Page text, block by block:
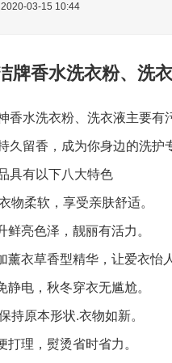
2020-03-15 10:44
牌香水洗衣粉、洗
香水洗衣粉、洗衣液主要
久留香，成为你身边的洗护
具有以下八大特色
物柔软，享受亲肤舒适。
鲜亮色泽，靓丽有活力。
薰衣草香型精华，让爱衣怡
静电，秋冬穿衣无尴尬。
持原本形状.衣物如新。
打理，熨烫省时省力。